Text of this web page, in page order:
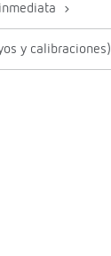
y calibraciones)